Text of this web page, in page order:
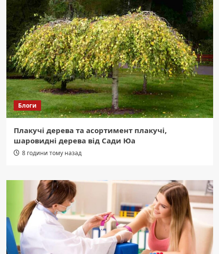
Блоги
Плакучі дерева та асортимент плакучі,
шаровидні дерева від Сади Юа
8 години тому назад